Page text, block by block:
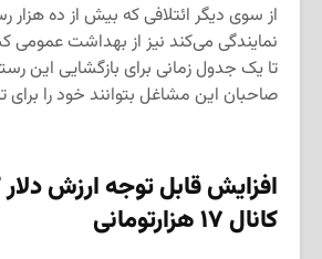
از سوی دیگر ائتلافی که بیش از ده هزار
نمایندگی می‌کند نیز از بهداشت
تا یک جدول زمانی برای بازگشایی این
صاحبان این مشاغل بتوانند خود را برای
افزایش قابل توجه ارزش دلار
کانال ۱۷ هزارتومانی